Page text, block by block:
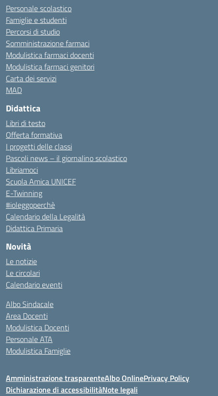
Personale scolastico
Famiglie e studenti
Percorsi di studio
Somministrazione farmaci
Modulistica farmaci docenti
Modulistica farmaci genitori
Carta dei servizi
MAD
Didattica
Libri di testo
Offerta formativa
I progetti delle classi
Pascoli news – il giornalino scolastico
Libriamoci
Scuola Amica UNICEF
E-Twinning
#ioleggoperchè
Calendario della Legalità
Didattica Primaria
Novità
Le notizie
Le circolari
Calendario eventi
Albo Sindacale
Area Docenti
Modulistica Docenti
Personale ATA
Modulistica Famiglie
Amministrazione trasparenteAlbo OnlinePrivacy Policy
Dichiarazione di accessibilitàNote legali